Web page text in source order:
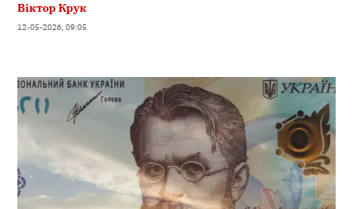
Віктор Крук
12-05-2026, 09:05